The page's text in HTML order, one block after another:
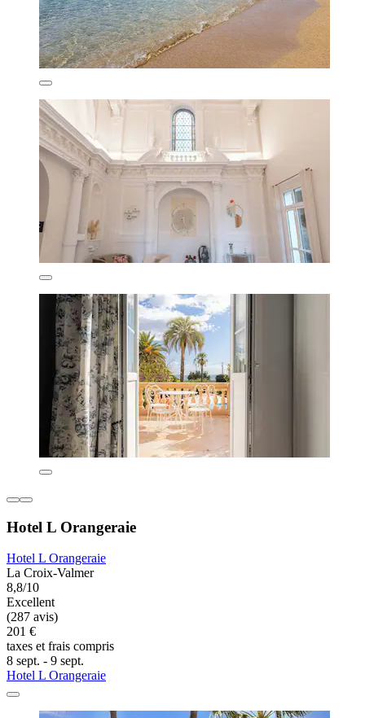
Hotel L Orangeraie
Hotel L Orangeraie
La Croix-Valmer
8,8/10
Excellent
(287 avis)
201 €
taxes et frais compris
8 sept. - 9 sept.
Hotel L Orangeraie